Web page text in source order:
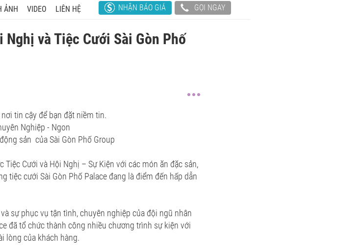
ẢNH VIDEO LIÊN HỆ NHẬN BÁO GIÁ GỌI NGAY
và Tiệc Cưới Sài Gòn Phố
tin cậy để bạn đặt niềm tin.
Nghiệp - Ngon
sản của Sài Gòn Phố Group
Tiệc Cưới và Hội Nghị – Sự Kiện với các món ăn đặc sản,
tiệc cưới Sài Gòn Phố Palace đang là điểm đến hấp dẫn
sự phục vụ tận tình, chuyên nghiệp của đội ngũ nhân
đã tổ chức thành công nhiều chương trình sự kiện với
lòng của khách hàng.